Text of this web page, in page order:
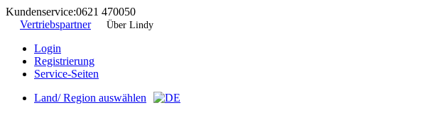
Kundenservice:0621 470050
Vertriebspartner
Über Lindy
Login
Registrierung
Service-Seiten
Land/ Region auswählen